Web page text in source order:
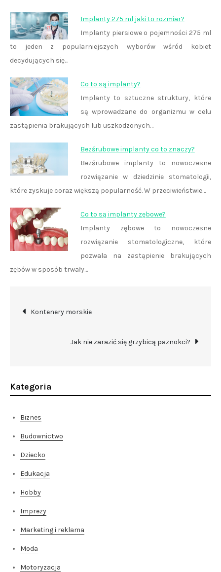
Implanty 275 ml jaki to rozmiar?
Implanty piersiowe o pojemności 275 ml
to jeden z popularniejszych wyborów wśród kobiet
decydujących się…
Co to są implanty?
Implanty to sztuczne struktury, które
są wprowadzane do organizmu w celu
zastąpienia brakujących lub uszkodzonych…
Bezśrubowe implanty co to znaczy?
Bezśrubowe implanty to nowoczesne
rozwiązanie w dziedzinie stomatologii,
które zyskuje coraz większą popularność. W przeciwieństwie…
Co to są implanty zębowe?
Implanty zębowe to nowoczesne
rozwiązanie stomatologiczne, które
pozwala na zastąpienie brakujących
zębów w sposób trwały…
Nawigacja
wpisu
Kontenery morskie
Jak nie zarazić się grzybicą paznokci?
Kategoria
Biznes
Budownictwo
Dziecko
Edukacja
Hobby
Imprezy
Marketing i reklama
Moda
Motoryzacja